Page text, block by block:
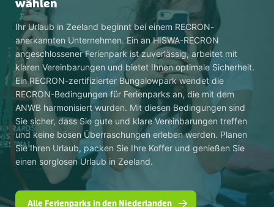
wählen
Ihr Urlaub in Zeeland beginnt bei einem RECRON-
anerkannten Unternehmen. Ein an HISWA-RECRON
angeschlossener Ferienpark ist zuverlässig, arbeitet mit
klaren Vereinbarungen und bietet Ihnen optimale Sicherheit.
Ein RECRON-zertifizierter Bungalowpark wendet die
RECRON-Bedingungen für Ferienparks an, die mit dem
ANWB harmonisiert wurden. Mit diesen Bedingungen sind
Sie sicher, dass Sie gute und klare Vereinbarungen treffen
und keine bösen Überraschungen erleben werden. Planen
Sie Ihren Urlaub, packen Sie Ihre Koffer und genießen Sie
einen sorglosen Urlaub in Zeeland.
Alle Ferienparks in den Niederlanden